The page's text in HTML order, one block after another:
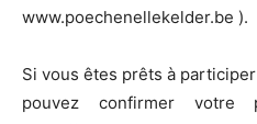
www.poechenellekelder.be ).
Si vous êtes prêts à
pouvez confirmer